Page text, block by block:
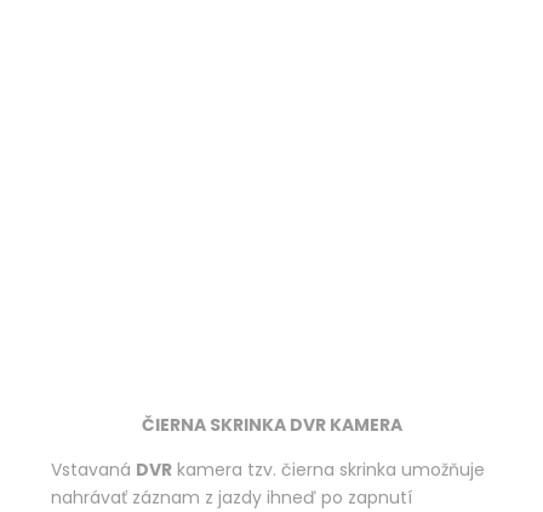
ČIERNA SKRINKA DVR KAMERA
Vstavaná DVR kamera tzv. čierna skrinka umožňuje
nahrávať záznam z jazdy ihneď po zapnutí